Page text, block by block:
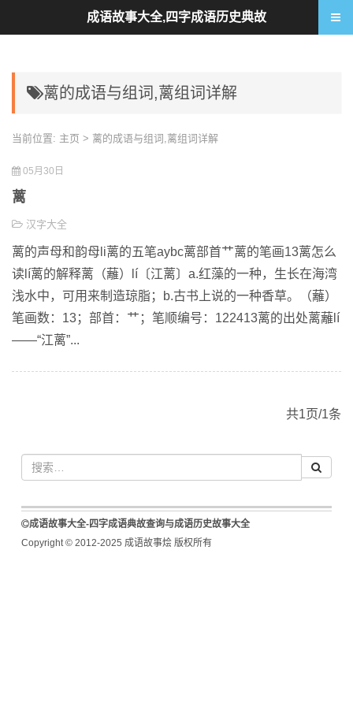
蓠的成语与组词,蓠组词详解
当前位置: 主页 > 蓠的成语与组词,蓠组词详解
05月30日
蓠
汉字大全
蓠的声母和韵母li蓠的五笔aybc蓠部首艹蓠的笔画13蓠怎么
读lí蓠的解释蓠（蘺）lí〔江蓠〕a.红藻的一种，生长在海湾
浅水中，可用来制造琼脂；b.古书上说的一种香草。（蘺）
笔画数：13；部首：艹；笔顺编号：122413蓠的出处蓠蘺lí
——“江蓠”...
共1页/1条
成语故事大全-四字成语典故查询与成语历史故事大全
Copyright © 2012-2025 成语故事烩 版权所有
成语故事大全,四字成语历史典故